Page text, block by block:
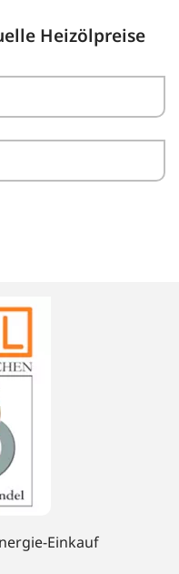
Heizölpreise
Einkauf